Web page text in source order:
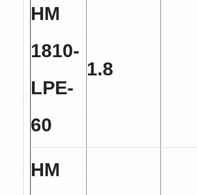
HM
1810-
LPE-
60
1.8
HM